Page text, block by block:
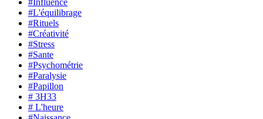
#Influence
#L'équilibrage
#Rituels
#Créativité
#Stress
#Sante
#Psychométrie
#Paralysie
#Papillon
# 3H33
# L'heure